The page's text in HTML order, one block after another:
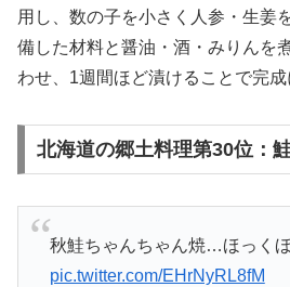
用し、数の子を小さく人参・生姜
備した材料と醤油・酒・みりんを
わせ、1週間ほど漬けることで完成
北海道の郷土料理第30位：
秋鮭ちゃんちゃん焼…ほっく
pic.twitter.com/EHrNyRL8fM